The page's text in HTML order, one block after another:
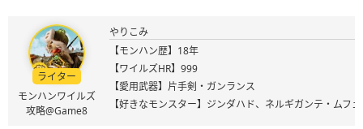
ライター
モンハンワイルズ
攻略@Game8
やりこみ
【モンハン歴】18年
【ワイルズHR】999
【愛用武器】片手剣・ガンランス
【好きなモンスター】ジンダハド、ネルギガンテ・ムフ